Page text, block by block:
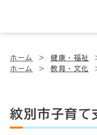
ホーム 健康・福祉
ホーム
教育・文化
紋別市子育て